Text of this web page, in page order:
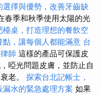
選擇與優勢，改善牙齒缺
春季和秋季使用太陽的光
檯桌，打造理想的餐飲空
，讓每個人都能滿意 台
師 這樣的產品可保護皮
啞光問題皮膚，並防止自
老。 探索台北記帳士，
漏水的緊急處理方案 如果